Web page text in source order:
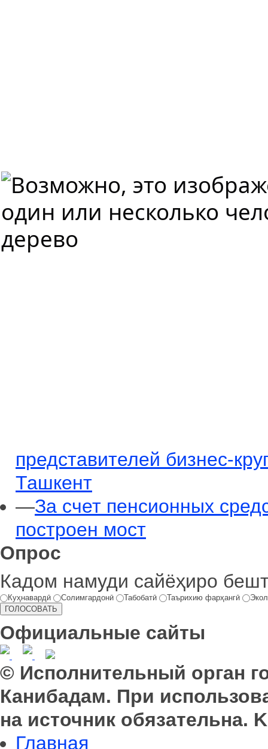
представителей бизнес-
Ташкент
—За счет пенсионных
построен мост
Опрос
Кадом намуди сайёҳиро
Куҳнавардӣ Солимгардонӣ Табобатӣ Таърихию фарҳангӣ
Официальные сайты
© Исполнительный орган
Канибадам. При
на источник обязательна.
Главная